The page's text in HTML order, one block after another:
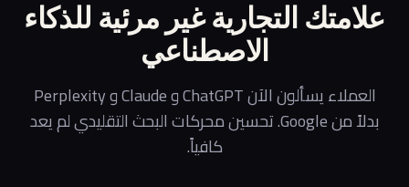
علامتك التجارية غير مرئية للذكاء
الاصطناعي
العملاء يسألون الآن ChatGPT و Claude و Perplexity
بدلاً من Google. تحسين محركات البحث التقليدي لم يعد
كافياً.